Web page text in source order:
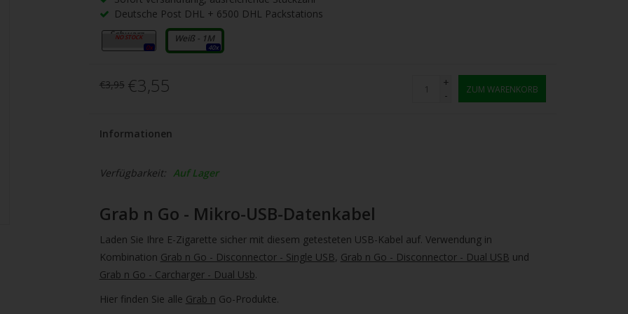
Deutsche Post DHL + 6500 DHL Packstations
Schwarz -
1M 0x
Weiß - 1M
40x
€3,95 €3,55
+
-
ZUM WARENKORB
Informationen
Verfügbarkeit: Auf Lager
Grab n Go - Mikro-USB-Datenkabel
Laden Sie Ihre E-Zigarette sicher mit diesem getesteten USB-Kabel auf. Verwendung in
Kombination Grab n Go - Disconnector - Single USB, Grab n Go - Disconnector - Dual USB und
Grab n Go - Carcharger - Dual Usb.
Hier finden Sie alle Grab n Go-Produkte.